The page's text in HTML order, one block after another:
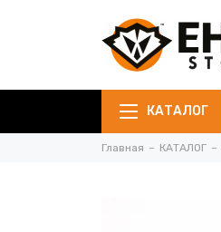
КАТАЛОГ
Главная КАТАЛОГ